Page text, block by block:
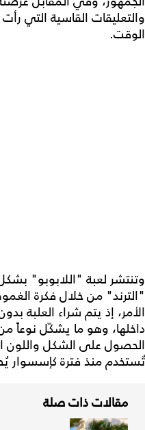
والتعليقات القاسية التي
الوقت.
وتنتشر لعبة "اللابوبو"
"الترند" من خلال فكرة
الأمر، إذ يتم شراء العلبة
داخلها، وهو ما يشكّل نوعاً
الحصول على الشكل واللون
تُستخدم منذ فترة كإسسوار
مقالات ذات صلة